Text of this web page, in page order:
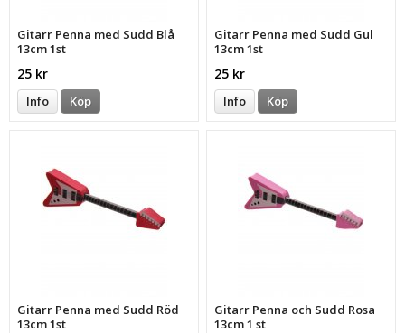
Gitarr Penna med Sudd Blå
13cm 1st
25 kr
Info Köp
Gitarr Penna med Sudd Gul
13cm 1st
25 kr
Info Köp
Gitarr Penna med Sudd Röd
13cm 1st
Gitarr Penna och Sudd Rosa
13cm 1 st